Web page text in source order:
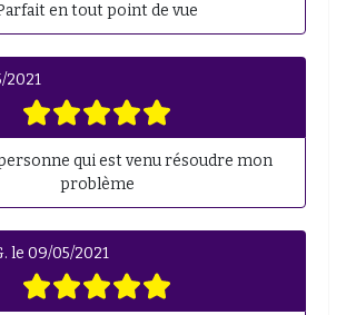
en tout point de vue
2021
qui est venu résoudre mon
problème
le 09/05/2021